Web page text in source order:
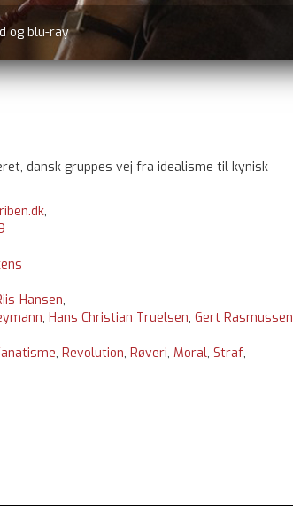
dansk gruppes vej fra idealisme til kynisk
,
Hansen,
, Hans Christian Truelsen, Gert Rasmussen
, Revolution, Røveri, Moral, Straf,